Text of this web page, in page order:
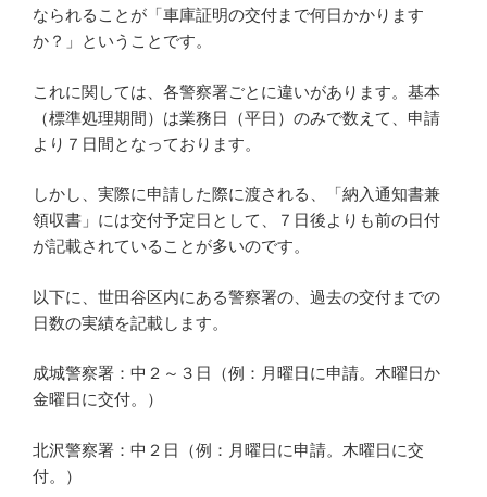
なられることが「車庫証明の交付まで何日かかります
か？」ということです。
これに関しては、各警察署ごとに違いがあります。基本
（標準処理期間）は業務日（平日）のみで数えて、申請
より７日間となっております。
しかし、実際に申請した際に渡される、「納入通知書兼
領収書」には交付予定日として、７日後よりも前の日付
が記載されていることが多いのです。
以下に、世田谷区内にある警察署の、過去の交付までの
日数の実績を記載します。
成城警察署：中２～３日（例：月曜日に申請。木曜日か
金曜日に交付。）
北沢警察署：中２日（例：月曜日に申請。木曜日に交
付。）